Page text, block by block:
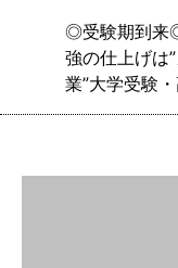
◎受験期到来
強の仕上げは
業”大学受験